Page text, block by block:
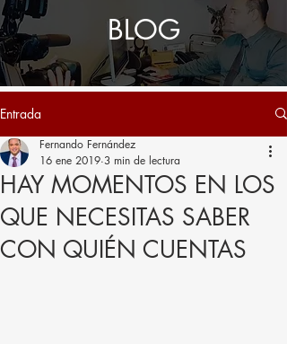
BLOG
Entrada
HAY MOMENTOS EN LOS
QUE NECESITAS SABER
CON QUIÉN CUENTAS
Fernando Fernández
16 ene 2019 3 min de lectura